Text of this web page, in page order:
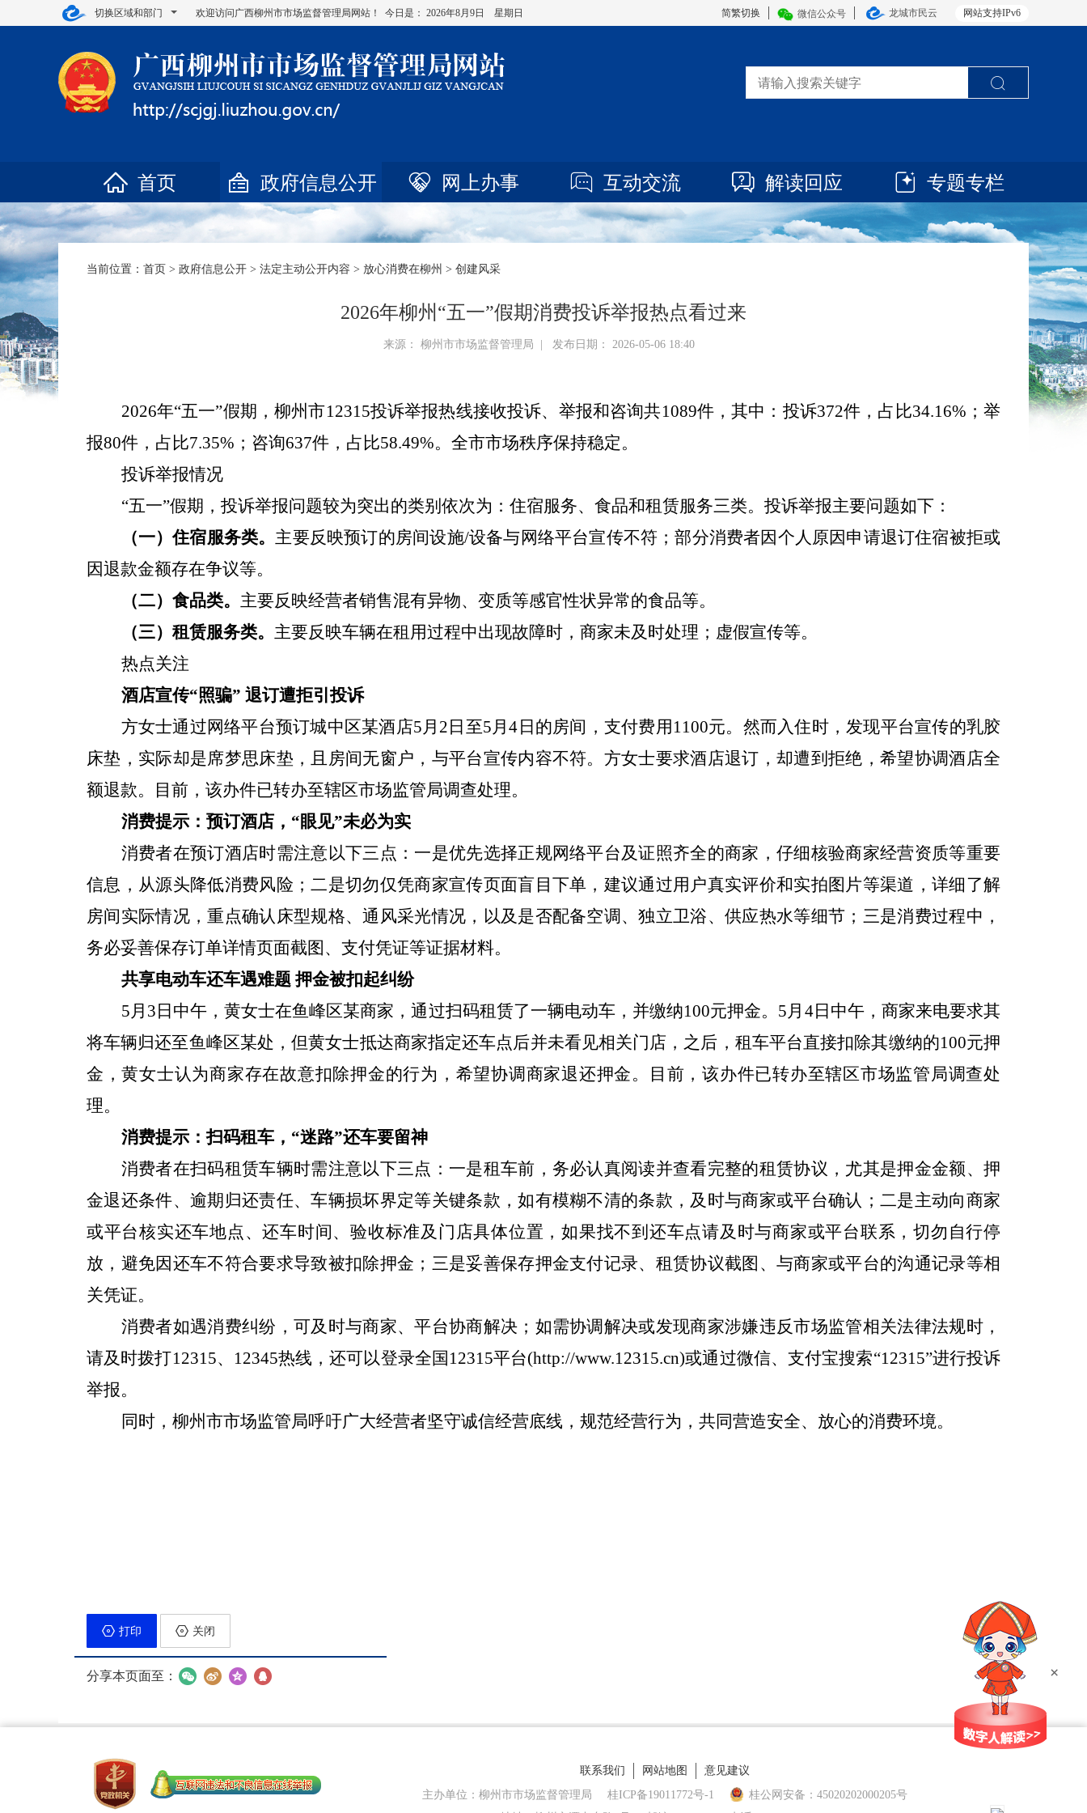
切换区域和部门 网站支持IPv6
简繁切换 微信公众号 龙城市民云
欢迎访问广西柳州市市场监督管理局网站！ 今日是： 2026年8月9日 星期日
首页 政府信息公开 网上办事 互动交流 解读回应 专题专栏
当前位置： 首页 > 政府信息公开 > 法定主动公开内容 > 放心消费在柳州 > 创建风采
2026年柳州“五一”假期消费投诉举报热点看过来
来源： 柳州市市场监督管理局 | 发布日期： 2026-05-06 18:40
2026年“五一”假期，柳州市12315投诉举报热线接收投诉、举报和咨询共1089件，其中：投诉372件，占比34.16%；举
报80件，占比7.35%；咨询637件，占比58.49%。全市市场秩序保持稳定。
投诉举报情况
“五一”假期，投诉举报问题较为突出的类别依次为：住宿服务、食品和租赁服务三类。投诉举报主要问题如下：
（一）住宿服务类。 主要反映预订的房间设施/设备与网络平台宣传不符；部分消费者因个人原因申请退订住宿被拒或
因退款金额存在争议等。
（二）食品类。 主要反映经营者销售混有异物、变质等感官性状异常的食品等。
（三）租赁服务类。 主要反映车辆在租用过程中出现故障时，商家未及时处理；虚假宣传等。
热点关注
酒店宣传“照骗” 退订遭拒引投诉
方女士通过网络平台预订城中区某酒店5月2日至5月4日的房间，支付费用1100元。然而入住时，发现平台宣传的乳胶
床垫，实际却是席梦思床垫，且房间无窗户，与平台宣传内容不符。方女士要求酒店退订，却遭到拒绝，希望协调酒店全
额退款。目前，该办件已转办至辖区市场监管局调查处理。
消费提示：预订酒店，“眼见”未必为实
消费者在预订酒店时需注意以下三点：一是优先选择正规网络平台及证照齐全的商家，仔细核验商家经营资质等重要
信息，从源头降低消费风险；二是切勿仅凭商家宣传页面盲目下单，建议通过用户真实评价和实拍图片等渠道，详细了解
房间实际情况，重点确认床型规格、通风采光情况，以及是否配备空调、独立卫浴、供应热水等细节；三是消费过程中，
务必妥善保存订单详情页面截图、支付凭证等证据材料。
共享电动车还车遇难题 押金被扣起纠纷
5月3日中午，黄女士在鱼峰区某商家，通过扫码租赁了一辆电动车，并缴纳100元押金。5月4日中午，商家来电要求其
将车辆归还至鱼峰区某处，但黄女士抵达商家指定还车点后并未看见相关门店，之后，租车平台直接扣除其缴纳的100元押
金，黄女士认为商家存在故意扣除押金的行为，希望协调商家退还押金。目前，该办件已转办至辖区市场监管局调查处
理。
消费提示：扫码租车，“迷路”还车要留神
消费者在扫码租赁车辆时需注意以下三点：一是租车前，务必认真阅读并查看完整的租赁协议，尤其是押金金额、押
金退还条件、逾期归还责任、车辆损坏界定等关键条款，如有模糊不清的条款，及时与商家或平台确认；二是主动向商家
或平台核实还车地点、还车时间、验收标准及门店具体位置，如果找不到还车点请及时与商家或平台联系，切勿自行停
放，避免因还车不符合要求导致被扣除押金；三是妥善保存押金支付记录、租赁协议截图、与商家或平台的沟通记录等相
关凭证。
消费者如遇消费纠纷，可及时与商家、平台协商解决；如需协调解决或发现商家涉嫌违反市场监管相关法律法规时，
请及时拨打12315、12345热线，还可以登录全国12315平台(http://www.12315.cn)或通过微信、支付宝搜索“12315”进行投诉
举报。
同时，柳州市市场监管局呼吁广大经营者坚守诚信经营底线，规范经营行为，共同营造安全、放心的消费环境。
打印 关闭
分享本页面至： ×
联系我们 网站地图
意见建议
主办单位：柳州市市场监督管理局
桂ICP备19011772号-1
桂公网安备：45020202000205号